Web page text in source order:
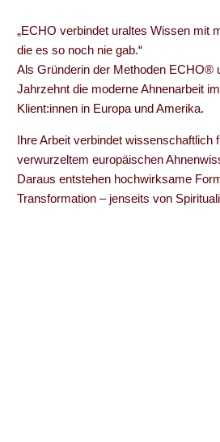
„ECHO verbindet uraltes Wissen mit
die es so noch nie gab.“
Als Gründerin der Methoden ECHO®
Jahrzehnt die moderne Ahnenarbeit
Klient:innen in Europa und Amerika.
Ihre Arbeit verbindet wissenschaftlich
verwurzeltem europäischen
Daraus entstehen hochwirksame
Transformation – jenseits von